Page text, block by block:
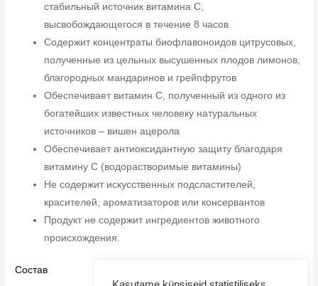
стабильный источник витамина C,
высвобождающегося в течение 8 часов
Содержит концентраты биофлавоноидов цитрусовых,
полученные из цельных высушенных плодов лимонов,
благородных мандаринов и грейпфрутов
Обеспечивает витамин C, полученный из одного из
богатейших известных человеку натуральных
источников – вишен ацерола
Обеспечивает антиоксидантную защиту благодаря
витамину C (водорастворимые витамины)
Не содержит искусственных подсластителей,
красителей, ароматизаторов или консервантов
Продукт не содержит ингредиентов животного
происхождения.
Состав